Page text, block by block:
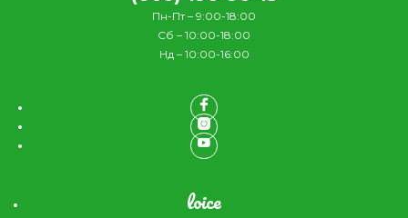
Пн-Пт – 9:00-18:00
Сб – 10:00-18:00
Нд – 10:00-16:00
loice